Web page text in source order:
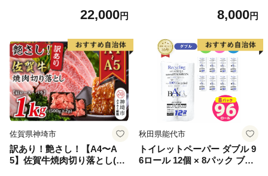
限定米 ブランド米 北海道米
送料無料 むせんまい 限定 贈
答 お試し
22,000円 8,000円
佐賀県神埼市
訳あり！艶さし！【A4〜A
5】佐賀牛焼肉切り落とし(肩
秋田県能代市
トイレットペーパー ダブル 9
6ロール 12個 × 8パック ブラ